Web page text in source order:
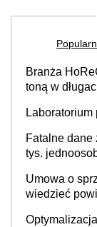
Branża
toną w
Laboratorium
Fatalne dane
tys.
Umowa o
wiedzieć